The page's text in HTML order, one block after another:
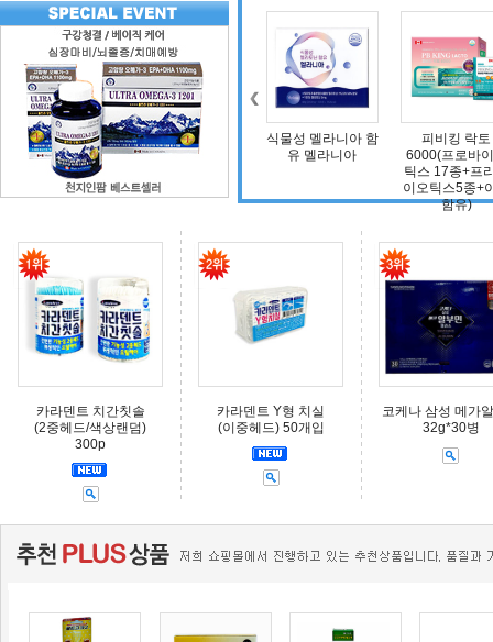
조인트 보스 엠에스
엠(보스웰리아, 비
타민D, 초록입홍합,
상어연골, 콜라겐)
식물성 멜라니아 함
유 멜라니아
피비킹 락토
6000(프로바이오
틱스 17종+프리바
이오틱스5종+아연
함유)
덴마크
카라덴트 치간칫솔
(2중헤드/색상랜덤)
300p
카라덴트 Y형 치실
(이중헤드) 50개입
코케나 삼성 메가
32g*30병